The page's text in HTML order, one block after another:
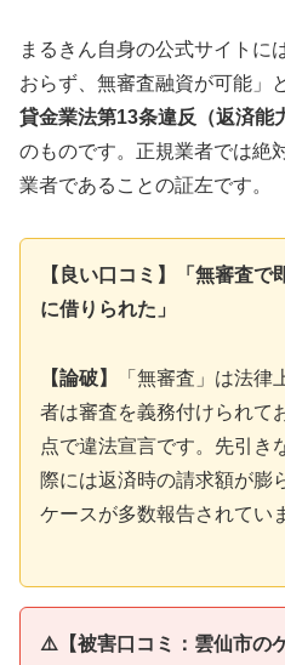
まるきん自身の公式サイトに
おらず、無審査融資が可能」
貸金業法第13条違反（返済能
のものです。正規業者では絶
業者であることの証左です。
【良い口コミ】「無審査
に借りられた」
【論破】
「無審査」は法律
者は審査を義務付けられて
点で違法宣言です。先引き
際には返済時の請求額が膨
ケースが多数報告されてい
⚠️【被害口コミ：雲仙市の